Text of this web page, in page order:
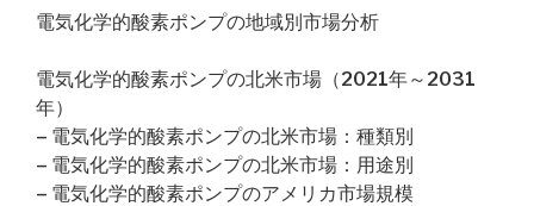
電気化学的酸素ポンプの地域別市場分析
電気化学的酸素ポンプの北米市場（2021年～2031
年）
– 電気化学的酸素ポンプの北米市場：種類別
– 電気化学的酸素ポンプの北米市場：用途別
– 電気化学的酸素ポンプのアメリカ市場規模